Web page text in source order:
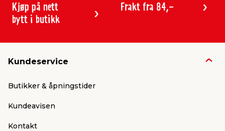
Kjøp på nett
bytt i butikk
Frakt fra 84,-
Kundeservice
Butikker & åpningstider
Kundeavisen
Kontakt